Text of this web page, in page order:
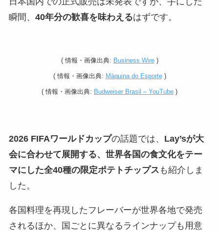
瞬間、 40年分の歓喜を味わえるはずです。
(情報・ 画像出典: Business Wire)
(情報・ 画像出典: Máquina do Esporte)
(情報・ 画像出典: Budweiser Brasil – YouTube )
2026 FIFAワールドカップの話題では、 Lay’sが大
会に合わせて展開する、 世界各国の食文化をテー
マにした全40種の限定ポテトチップス も紹介しま
した。
各国料理を再現したフレーバーが世界各地で発売
されるほか、国ごとに異なるラインナップも用意